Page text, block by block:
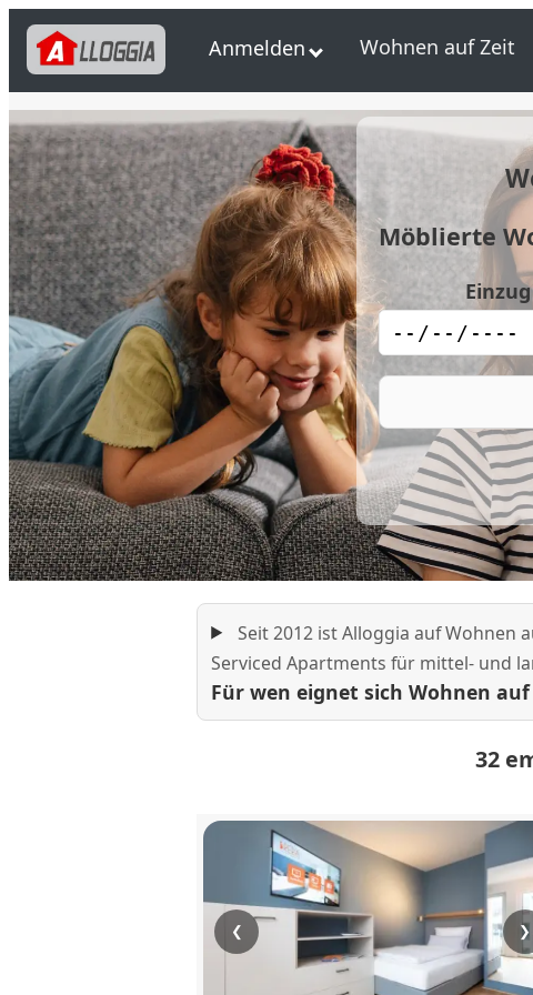
Anmelden Wohnen auf Zeit
Möblierte
Einzug
Seit 2012 ist Alloggia auf Wohnen
Serviced Apartments für mittel- und
Für wen eignet sich Wohnen auf
32
❮ ❯